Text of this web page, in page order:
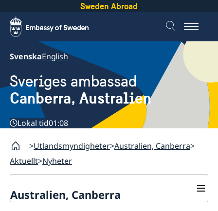
Sweden Abroad
SvenskaEnglish
Sveriges ambassad
Canberra, Australien
Lokal tid01:08
Utlandsmyndigheter Australien, Canberra
Aktuellt Nyheter
Australien, Canberra